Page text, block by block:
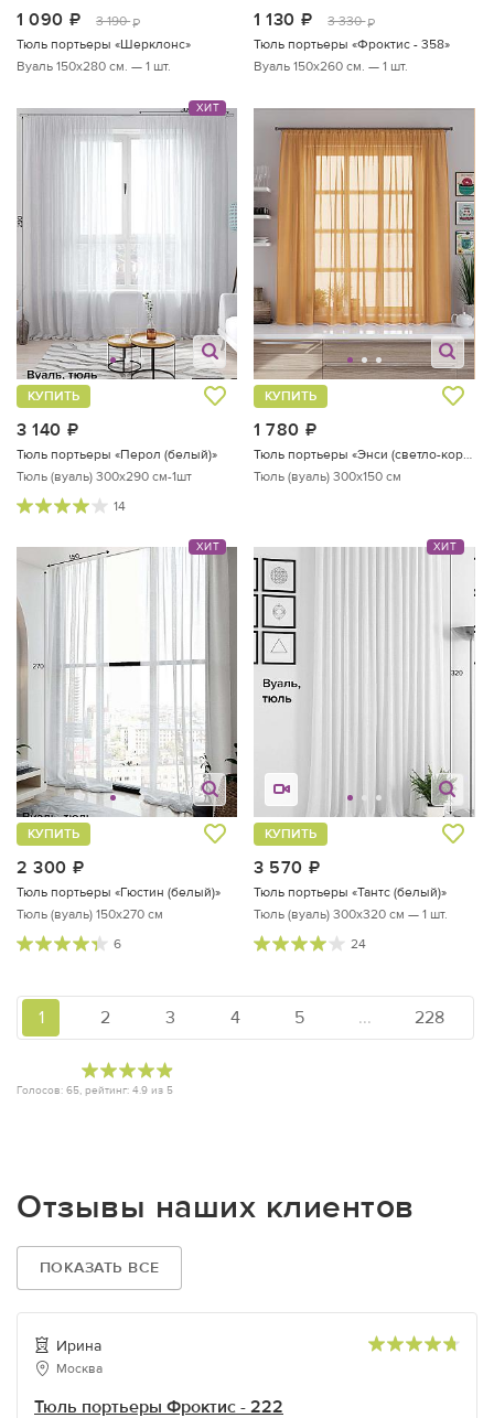
1 090 руб.
3 190
руб.
Тюль портьеры «Шерклонс»
Вуаль 150х280 см. — 1 шт.
1 130 руб.
3 330
руб.
Тюль портьеры «Фроктис - 358»
Вуаль 150х260 см. — 1 шт.
ХИТ
3 140
КУПИТЬ
Тюль портьеры «Перол (белый)»
Тюль (вуаль) 300х290 см-1шт
14
1 780
КУПИТЬ
Тюль (вуаль) 300х150 см
ХИТ
2 300
КУПИТЬ
Тюль портьеры «Гюстин (белый)»
Тюль (вуаль) 150х270 см
6
ХИТ
3 570
КУПИТЬ
Тюль портьеры «Тантс (белый)»
Тюль (вуаль) 300х320 см — 1 шт.
24
Голосов: 65, рейтинг: 4.9 из 5
1 2 3 4 5 ... 228
Отзывы наших клиентов
ПОКАЗАТЬ ВСЕ
Ирина
Москва
Тюль портьеры Фроктис - 222